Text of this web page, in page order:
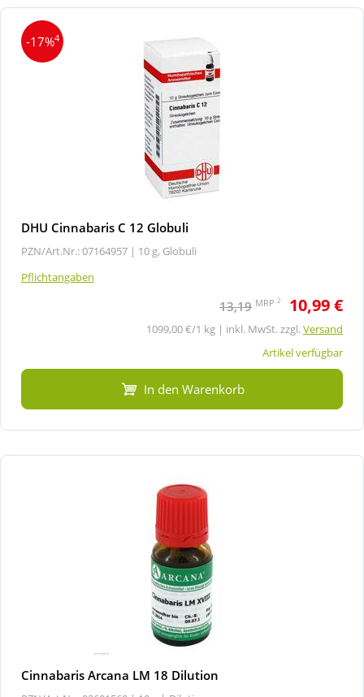
-17%4
DHU Cinnabaris C 12 Globuli
PZN/Art.Nr.: 07164957 | 10 g, Globuli
Pflichtangaben
13,19 MRP 2 10,99 €
1099,00 €/1 kg | inkl. MwSt. zzgl.Versand
Artikel verfügbar
In den Warenkorb
Cinnabaris Arcana LM 18 Dilution